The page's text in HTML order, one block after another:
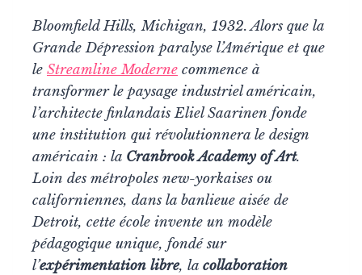
Bloomfield Hills, Michigan, 1932. Alors que la
Grande Dépression paralyse l’Amérique et que
le Streamline Moderne commence à
transformer le paysage industriel américain,
l’architecte finlandais Eliel Saarinen fonde
une institution qui révolutionnera le design
américain : la Cranbrook Academy of Art.
Loin des métropoles new-yorkaises ou
californiennes, dans la banlieue aisée de
Detroit, cette école invente un modèle
pédagogique unique, fondé sur
l’expérimentation libre, la collaboration